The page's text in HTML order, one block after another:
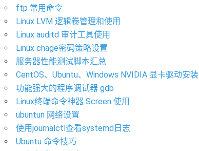
ftp 常用命令
Linux LVM 逻辑卷管理和使用
Linux auditd 审计工具使用
Linux chage密码策略设置
服务器性能测试脚本汇总
CentOS、Ubuntu、Windows NVIDIA 显卡驱动安装
功能强大的程序调试器 gdb
Linux终端命令神器 Screen 使用
ubuntun 网络设置
使用journalctl查看systemd日志
Ubuntu 命令技巧